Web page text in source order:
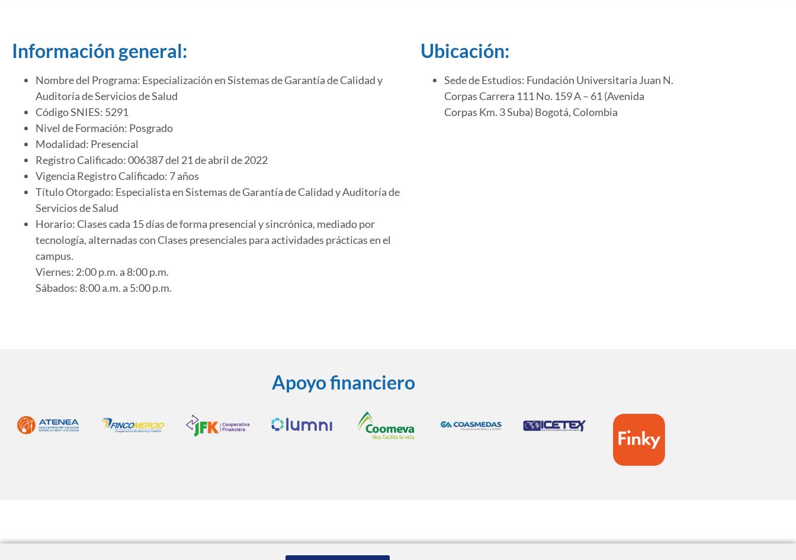
Información general:
Nombre del Programa: Especialización en Sistemas de Garantía de Calidad y
Auditoría de Servicios de Salud
Código SNIES: 5291
Nivel de Formación: Posgrado
Modalidad: Presencial
Registro Calificado: 006387 del 21 de abril de 2022
Vigencia Registro Calificado: 7 años
Título Otorgado: Especialista en Sistemas de Garantía de Calidad y Auditoría de
Servicios de Salud
Horario: Clases cada 15 días de forma presencial y sincrónica, mediado por
tecnología, alternadas con Clases presenciales para actividades prácticas en el
campus.
Viernes: 2:00 p.m. a 8:00 p.m.
Sábados: 8:00 a.m. a 5:00 p.m.
Ubicación:
Sede de Estudios: Fundación Universitaria Juan N.
Corpas Carrera 111 No. 159 A – 61 (Avenida
Corpas Km. 3 Suba) Bogotá, Colombia
Apoyo financiero